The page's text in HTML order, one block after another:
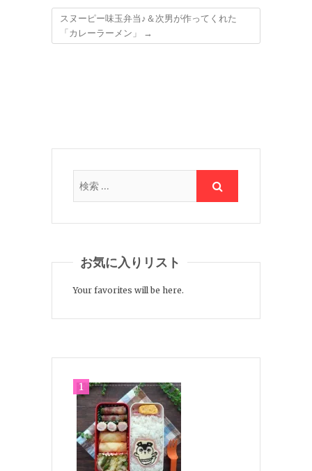
スヌーピー味玉弁当♪＆次男が作ってくれた
「カレーラーメン」
→
お気に入りリスト
Your favorites will be here.